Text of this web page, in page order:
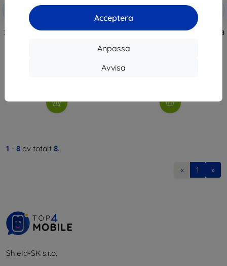
Acceptera
Anpassa
Avvisa
med
3MK Foil ARC+ FS Asus Zenfone 8
EXTRA10
3MK FlexibleGlass Asus Zenfone 8
1 - 8 av totalt 8.
« 1 »
Shield-SK s.r.o.